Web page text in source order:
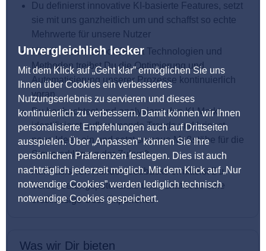
Unvergleichlich lecker
Mit dem Klick auf „Geht klar” ermöglichen Sie uns
Ihnen über Cookies ein verbessertes
Nutzungserlebnis zu servieren und dieses
kontinuierlich zu verbessern. Damit können wir Ihnen
personalisierte Empfehlungen auch auf Drittseiten
ausspielen. Über „Anpassen” können Sie Ihre
persönlichen Präferenzen festlegen. Dies ist auch
nachträglich jederzeit möglich. Mit dem Klick auf „Nur
notwendige Cookies” werden lediglich technisch
notwendige Cookies gespeichert.
Du definierst innovative KI-basierte Features, setzt
sie mit uns ganzheitlich um und schaffst so echte
Mehrwerte für unsere Nutzer
Mithilfe von State-of-the-art Technologien und
Methoden treibst Du die Optimierung und
Automatisierung unserer Prozesse kontinuierlich
voran
Du beobachtest und analysierst den KI-Markt,
identifizierst aufkommende Trends und bringst
neue Ideen ein und setzt so neue Maßstäbe für die
Steuererklärung der Zukunft
Auf Basis von Kundenfeedbacks ermittelst Du
Verbesserungspotenziale und schaffst so eine
erstklassige User Experience
Was wir Dir bieten